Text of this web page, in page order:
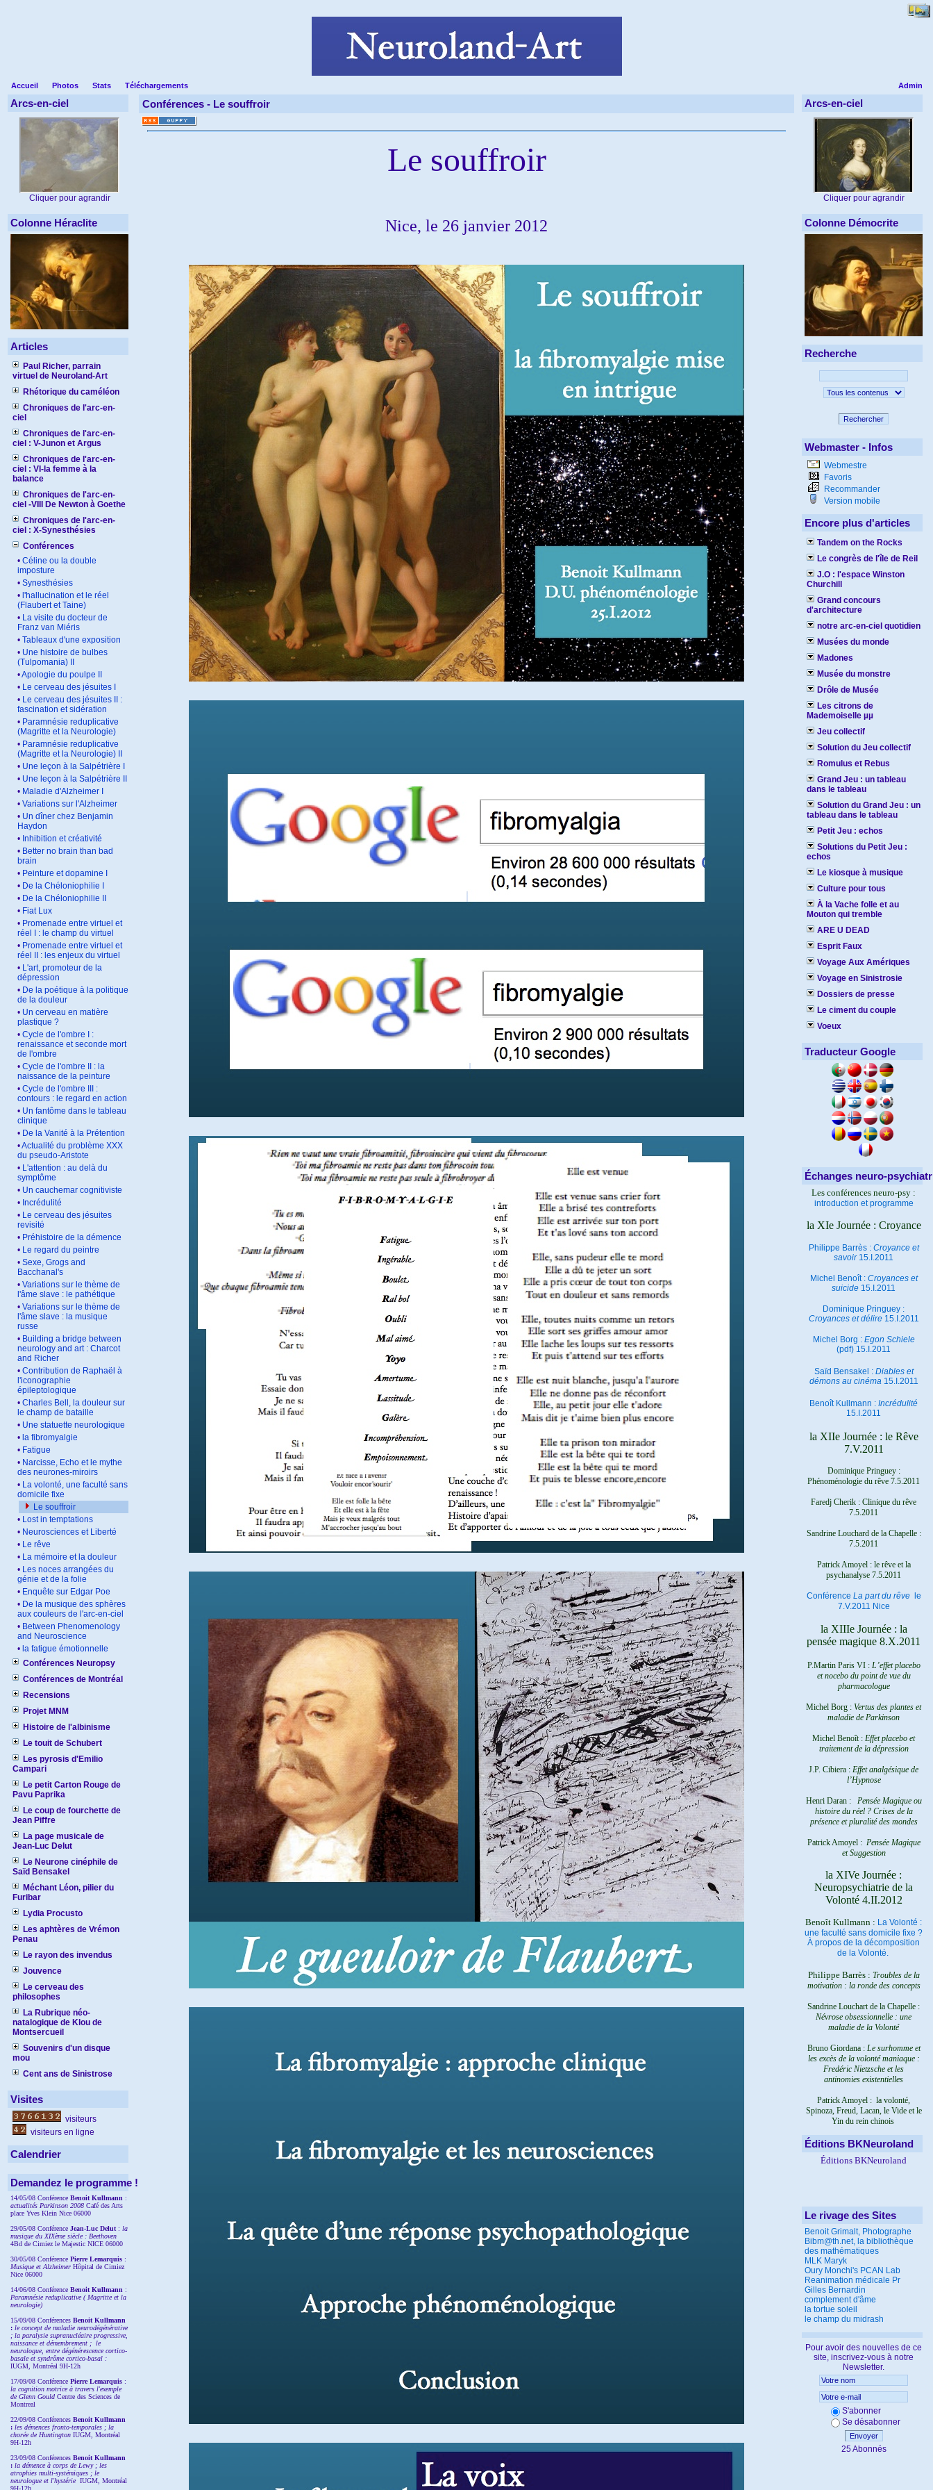
Admin
Accueil Photos Stats Téléchargements
Arcs-en-ciel
Cliquer pour agrandir
Colonne Héraclite
Articles
Paul Richer, parrain
virtuel de Neuroland-Art
Rhétorique du caméléon
Chroniques de l'arc-en-
ciel
Chroniques de l'arc-en-
ciel : V-Junon et Argus
Chroniques de l'arc-en-
ciel : VI-la femme à la
balance
Chroniques de l'arc-en-
ciel -VIII De Newton à Goethe
Chroniques de l'arc-en-
ciel : X-Synesthésies
Conférences
• Céline ou la double
imposture
• Synesthésies
• l'hallucination et le réel
(Flaubert et Taine)
• La visite du docteur de
Franz van Miéris
• Tableaux d'une exposition
• Une histoire de bulbes
(Tulpomania) II
•Apologie du poulpe II
• Le cerveau des jésuites I
• Le cerveau des jésuites II :
fascination et sidération
• Paramnésie reduplicative
(Magritte et la Neurologie)
• Paramnésie reduplicative
(Magritte et la Neurologie) II
• Une leçon à la Salpétrière I
• Une leçon à la Salpétrière II
• Maladie d'Alzheimer I
• Variations sur l'Alzheimer
• Un dîner chez Benjamin
Haydon
• Inhibition et créativité
• Better no brain than bad
brain
• Peinture et dopamine I
• De la Chéloniophilie I
• De la Chéloniophilie II
• Fiat Lux
• Promenade entre virtuel et
réel I : le champ du virtuel
• Promenade entre virtuel et
réel II : les enjeux du virtuel
• L'art, promoteur de la
dépression
• De la poétique à la politique
de la douleur
• Un cerveau en matière
plastique ?
• Cycle de l'ombre I :
renaissance et seconde mort
de l'ombre
• Cycle de l'ombre II : la
naissance de la peinture
• Cycle de l'ombre III :
contours : le regard en action
• Un fantôme dans le tableau
clinique
• De la Vanité à la Prétention
•Actualité du problème XXX
du pseudo-Aristote
• L'attention : au delà du
symptôme
• Un cauchemar cognitiviste
• Incrédulité
• Le cerveau des jésuites
revisité
• Préhistoire de la démence
• Le regard du peintre
• Sexe, Grogs and
Bacchanal's
• Variations sur le thème de
l'âme slave : le pathétique
• Variations sur le thème de
l'âme slave : la musique
russe
• Building a bridge between
neurology and art : Charcot
and Richer
• Contribution de Raphaël à
l'iconographie
épileptologique
• Charles Bell, la douleur sur
le champ de bataille
• Une statuette neurologique
• la fibromyalgie
• Fatigue
• Narcisse, Echo et le mythe
des neurones-miroirs
• La volonté, une faculté sans
domicile fixe
Le souffroir
• Lost in temptations
• Neurosciences et Liberté
• Le rêve
• La mémoire et la douleur
• Les noces arrangées du
génie et de la folie
• Enquête sur Edgar Poe
• De la musique des sphères
aux couleurs de l'arc-en-ciel
• Between Phenomenology
and Neuroscience
• la fatigue émotionnelle
Conférences Neuropsy
Conférences de Montréal
Recensions
Projet MNM
Histoire de l'albinisme
Le touit de Schubert
Les pyrosis d'Emilio
Campari
Le petit Carton Rouge de
Pavu Paprika
Le coup de fourchette de
Jean Piffre
La page musicale de
Jean-Luc Delut
Le Neurone cinéphile de
Saïd Bensakel
Méchant Léon, pilier du
Furibar
Lydia Procusto
Les aphtères de Vrémon
Penau
Le rayon des invendus
Jouvence
Le cerveau des
philosophes
La Rubrique néo-
natalogique de Klou de
Montsercueil
Souvenirs d'un disque
mou
Cent ans de Sinistrose
Visites
visiteurs
visiteurs en ligne
Calendrier
Demandez le programme !
14/05/08 Conférence Benoit Kullmann :
actualités Parkinson 2008 Café des Arts
place Yves Klein Nice 06000
29/05/08 Conférence Jean-Luc Delut : la
musique du XIXème siècle : Beethoven
4Bd de Cimiez le Majestic NICE 06000
30/05/08 Conférence Pierre Lemarquis :
Musique et Alzheimer Hôpital de Cimiez
Nice 06000
14/06/08 Conférence Benoit Kullmann :
Paramnésie reduplicative ( Magritte et la
neurologie)
15/09/08 Conférences Benoit Kullmann
: le concept de maladie neurodégénérative
; la paralysie supranucléaire progressive,
naissance et démembrement ; le
neurologue, entre dégénérescence cortico-
basale et syndrôme cortico-basal :
IUGM, Montréal 9H-12h
17/09/08 Conférence Pierre Lemarquis :
la cognition motrice à travers l'exemple
de Glenn Gould Centre des Sciences de
Montreal
22/09/08 Conférences Benoit Kullmann
: les démences fronto-temporales ; la
chorée de Huntington IUGM, Montréal
9H-12h
23/09/08 Conférences Benoit Kullmann
: la démence à corps de Lewy ; les
atrophies multi-systémiques ; le
neurologue et l'hystérie IUGM, Montréal
9H-12h
Conférences - Le souffroir
Le souffroir
Nice, le 26 janvier 2012
Arcs-en-ciel
Cliquer pour agrandir
Colonne Démocrite
Recherche
Rechercher
Webmaster - Infos
Webmestre
Favoris
Recommander
Version mobile
Encore plus d'articles
Tandem on the Rocks
Le congrès de l'île de Reil
J.O : l'espace Winston
Churchill
Grand concours
d'architecture
notre arc-en-ciel quotidien
Musées du monde
Madones
Musée du monstre
Drôle de Musée
Les citrons de
Mademoiselle µµ
Jeu collectif
Solution du Jeu collectif
Romulus et Rebus
Grand Jeu : un tableau
dans le tableau
Solution du Grand Jeu : un
tableau dans le tableau
Petit Jeu : echos
Solutions du Petit Jeu :
echos
Le kiosque à musique
Culture pour tous
À la Vache folle et au
Mouton qui tremble
ARE U DEAD
Esprit Faux
Voyage Aux Amériques
Voyage en Sinistrosie
Dossiers de presse
Le ciment du couple
Voeux
Traducteur Google
Échanges neuro-
Les conférences neuro-psy :
introduction et programme
la XIe Journée : Croyance
Philippe Barrès : Croyance et
savoir15.I.2011
Michel Benoît : Croyances et
suicide 15.I.2011
Dominique Pringuey :
Croyances et délire15.I.2011
Michel Borg : Egon Schiele
(pdf) 15.I.2011
Saïd Bensakel : Diables et
démons au cinéma 15.I.2011
Benoît Kullmann : Incrédulité
15.I.2011
la XIIe Journée : le Rêve
7.V.2011
Dominique Pringuey :
Phénoménologie du rêve 7.5.2011
Faredj Cherik : Clinique du rêve
7.5.2011
Sandrine Louchard de la Chapelle :
7.5.2011
Patrick Amoyel : le rêve et la
psychanalyse 7.5.2011
Conférence La part du rêve
le
7.V.2011 Nice
la XIIIe Journée : la
pensée magique 8.X.2011
P.Martin Paris VI : L’effet placebo
et nocebo du point de vue du
pharmacologue
Michel Borg : Vertus des plantes et
maladie de Parkinson
Michel Benoît : Effet placebo et
traitement de la dépression
J.P. Cibiera : Effet analgésique de
l’Hypnose
Henri Daran : Pensée Magique ou
histoire du réel ?Crises de la
présence et pluralité des mondes
Patrick Amoyel : Pensée Magique
et Suggestion
la XIVe Journée :
Neuropsychiatrie de la
Volonté 4.II.2012
Benoît Kullmann : La Volonté :
une faculté sans domicile fixe ?
À propos de la décomposition
de la Volonté.
Philippe Barrès : Troubles de la
motivation : la ronde des concepts
Sandrine Louchart de la Chapelle :
Névrose obsessionnelle : une
maladie de la Volonté
Bruno Giordana : Le surhomme et
les excès de la volonté maniaque :
Fredéric Nietzsche et les
antinomies existentielles
Patrick Amoyel : la volonté,
Spinoza, Freud, Lacan, le Vide et le
Yin du rein chinois
Éditions BKNeuroland
Éditions BKNeuroland
Le rivage des Sites
Benoit Grimalt, Photographe
Bibm@th.net, la bibliothèque
des mathématiques
MLK Maryk
Oury Monchi's PCAN Lab
Reanimation médicale Pr
Gilles Bernardin
complement d'âme
la tortue soleil
le champ du midrash
Pour avoir des nouvelles de ce
site, inscrivez-vous à notre
Newsletter.
S'abonner
Se désabonner
Envoyer
25 Abonnés